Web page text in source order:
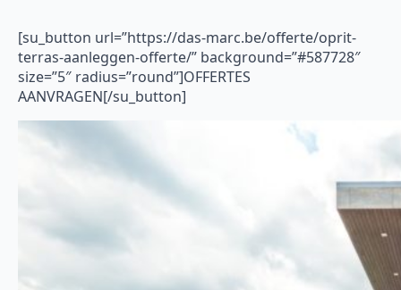
[su_button url=”https://das-marc.be/offerte/oprit-
terras-aanleggen-offerte/” background=”#587728″
size=”5″ radius=”round”]OFFERTES
AANVRAGEN[/su_button]